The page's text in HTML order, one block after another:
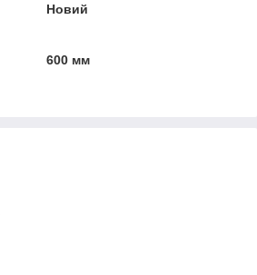
Новий
600 мм